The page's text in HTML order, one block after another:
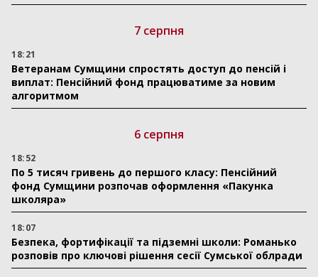
7 серпня
18:21
Ветеранам Сумщини спростять доступ до пенсій і
виплат: Пенсійний фонд працюватиме за новим
алгоритмом
6 серпня
18:52
По 5 тисяч гривень до першого класу: Пенсійний
фонд Сумщини розпочав оформлення «Пакунка
школяра»
18:07
Безпека, фортифікації та підземні школи: Романько
розповів про ключові рішення сесії Сумської облради